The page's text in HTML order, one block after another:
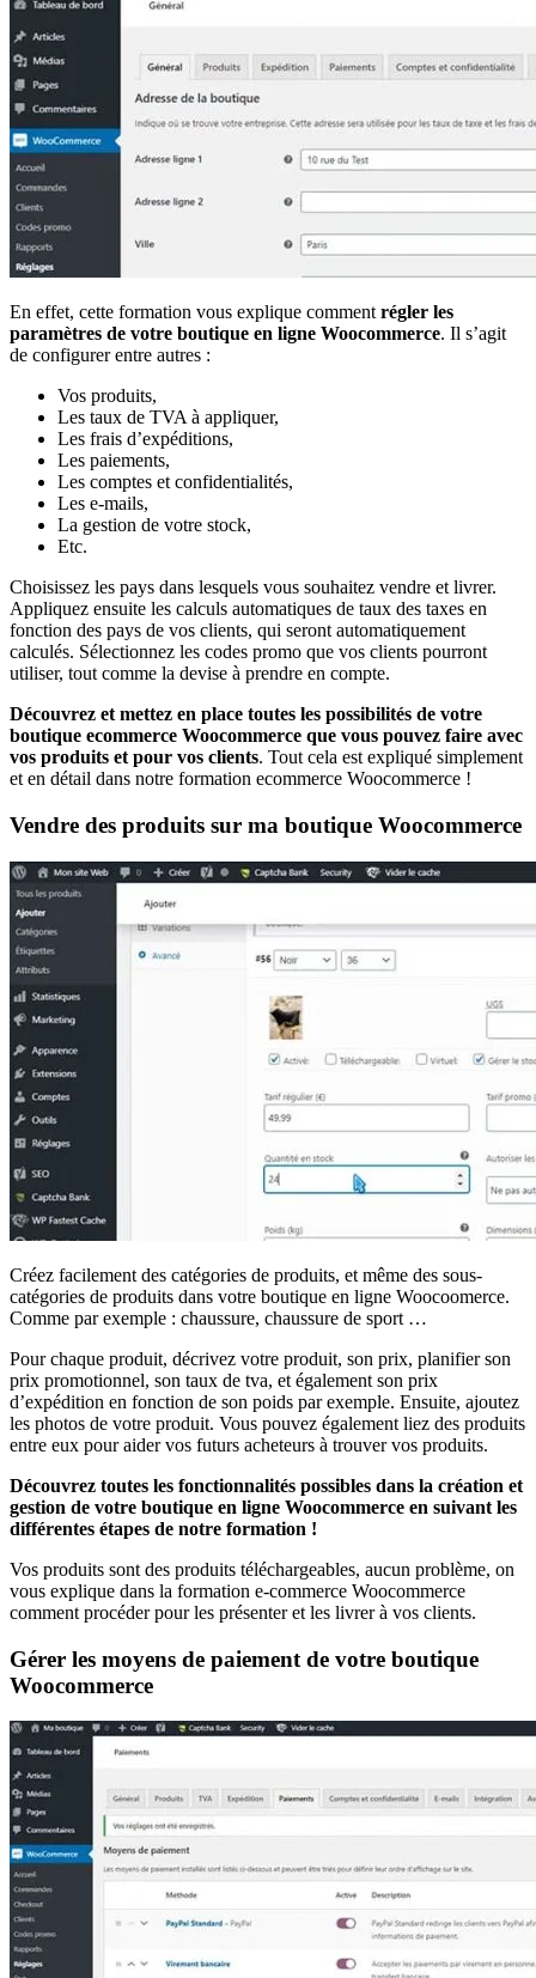
En effet, cette formation vous explique commentrégler les
paramètres de votre boutique en ligne Woocommerce. Il s’agit
de configurer entre autres :
Vos produits,
Les taux de TVA à appliquer,
Les frais d’expéditions,
Les paiements,
Les comptes et confidentialités,
Les e-mails,
La gestion de votre stock,
Etc.
Choisissez les pays dans lesquels vous souhaitez vendre et livrer.
Appliquez ensuite les calculs automatiques de taux des taxes en
fonction des pays de vos clients, qui seront automatiquement
calculés. Sélectionnez les codes promo que vos clients pourront
utiliser, tout comme la devise à prendre en compte.
Découvrez et mettez en place toutes les possibilités de votre
boutique ecommerce Woocommerce que vous pouvez faire avec
vos produits et pour vos clients. Tout cela est expliqué simplement
et en détail dans notre formation ecommerce Woocommerce !
Vendre des produits sur ma boutique Woocommerce
Créez facilement des catégories de produits, et même des sous-
catégories de produits dans votre boutique en ligne Woocoomerce.
Comme par exemple : chaussure, chaussure de sport …
Pour chaque produit, décrivez votre produit, son prix, planifier son
prix promotionnel, son taux de tva, et également son prix
d’expédition en fonction de son poids par exemple. Ensuite, ajoutez
les photos de votre produit. Vous pouvez également liez des produits
entre eux pour aider vos futurs acheteurs à trouver vos produits.
Découvrez toutes les fonctionnalités possibles dans la création et
gestion de votre boutique en ligne Woocommerce en suivant les
différentes étapes de notre formation !
Vos produits sont des produits téléchargeables, aucun problème, on
vous explique dans la formation e-commerce Woocommerce
comment procéder pour les présenter et les livrer à vos clients.
Gérer les moyens de paiement de votre boutique
Woocommerce